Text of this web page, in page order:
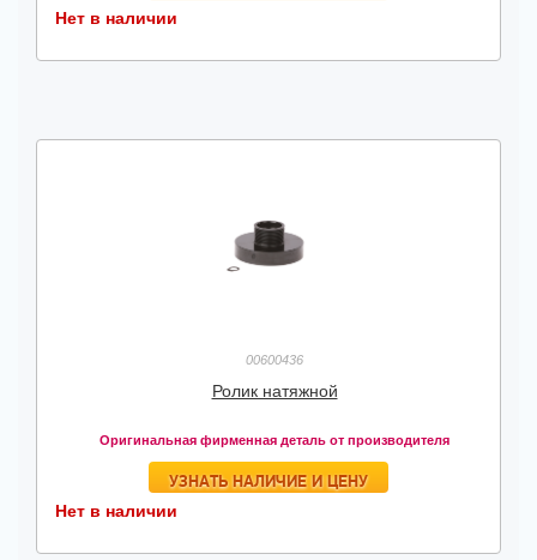
Нет в наличии
00600436
Ролик натяжной
Оригинальная фирменная деталь от производителя
УЗНАТЬ НАЛИЧИЕ И ЦЕНУ
Нет в наличии